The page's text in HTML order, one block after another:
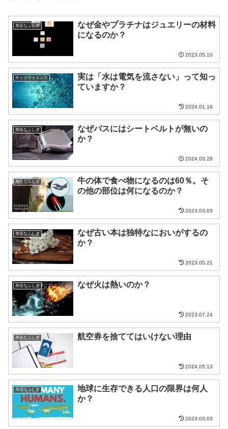
身近なふしぎ
なぜ金やプラチナはジュエリーの材料
になるのか？
2023.05.10
キッズサイエンス
実は「水は電気を流さない」って知っ
ていますか？
2024.01.16
身近なふしぎ
なぜバスにはシートベルトが無いの
か？
2024.03.28
身近なふしぎ
牛の体で食べ物になるのは60％。そ
の他の部位は何になるのか？
2023.03.03
身近なふしぎ
なぜ古い本は独特なにおいがするの
か？
2023.05.21
身近なふしぎ なぜ火は熱いのか？
2023.07.24
身近なふしぎ 航空券を捨ててはいけない理由
2024.05.13
身近なふしぎ
地球に生存できる人口の限界は何人
か？
2023.03.03